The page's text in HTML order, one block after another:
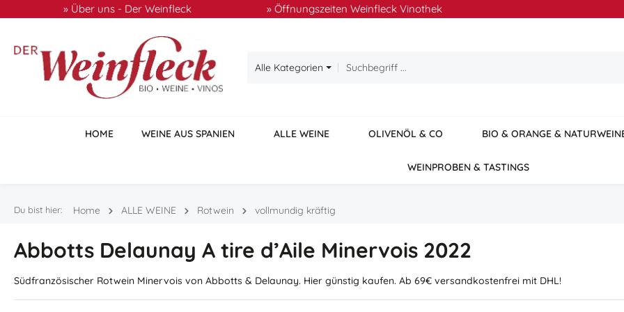
Hauptinhalt springen
Zur Suche springen
Zur Hauptnavigation springen
» Über uns - Der Weinfleck » Öffnungszeiten Weinfleck Vinothek
Alle Kategorien
HOME WEINE AUS SPANIEN ALLE WEINE OLIVENÖL & CO BIO & ORANGE &
WEINPROBEN & TASTINGS
Du bist hier: Home ALLE WEINE Rotwein vollmundig kräftig
Abbotts Delaunay A tire d’Aile Minervois 2022
Südfranzösischer Rotwein Minervois von Abbotts & Delaunay. Hier günstig kaufen. Ab 69€ versandkostenfrei mit DHL!